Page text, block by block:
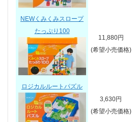
NEWくみくみスロープ
たっぷり100
11,880円
(希望小売価格)
ロジカルルートパズル
3,630円
(希望小売価格)